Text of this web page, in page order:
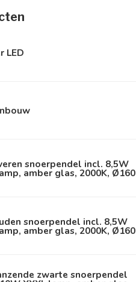
LED
snoerpendel incl. 8,5W
amber glas, 2000K, Ø160
snoerpendel incl. 8,5W
amber glas, 2000K, Ø160
zwarte snoerpendel